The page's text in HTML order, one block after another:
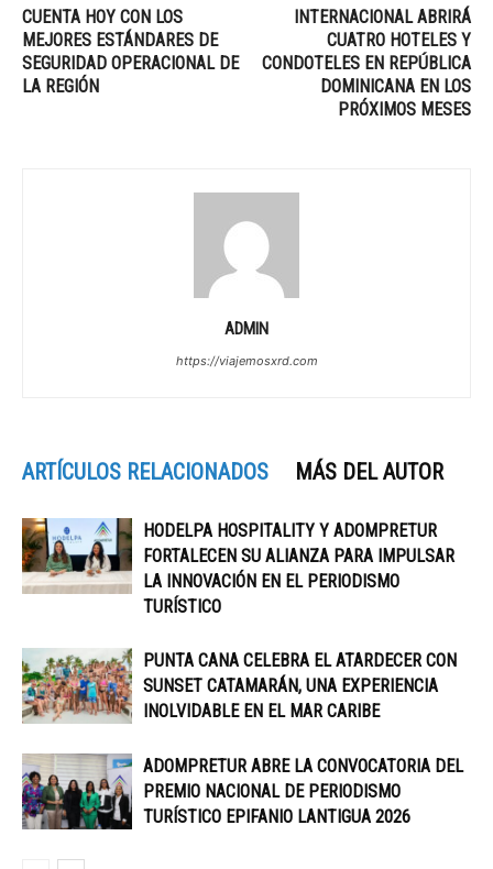
CUENTA HOY CON LOS
MEJORES ESTÁNDARES DE
SEGURIDAD OPERACIONAL DE
LA REGIÓN
INTERNACIONAL ABRIRÁ
CUATRO HOTELES Y
CONDOTELES EN REPÚBLICA
DOMINICANA EN LOS
PRÓXIMOS MESES
ADMIN
https://viajemosxrd.com
ARTÍCULOS RELACIONADOS MÁS DEL AUTOR
HODELPA HOSPITALITY Y ADOMPRETUR
FORTALECEN SU ALIANZA PARA IMPULSAR
LA INNOVACIÓN EN EL PERIODISMO
TURÍSTICO
PUNTA CANA CELEBRA EL ATARDECER CON
SUNSET CATAMARÁN, UNA EXPERIENCIA
INOLVIDABLE EN EL MAR CARIBE
ADOMPRETUR ABRE LA CONVOCATORIA DEL
PREMIO NACIONAL DE PERIODISMO
TURÍSTICO EPIFANIO LANTIGUA 2026